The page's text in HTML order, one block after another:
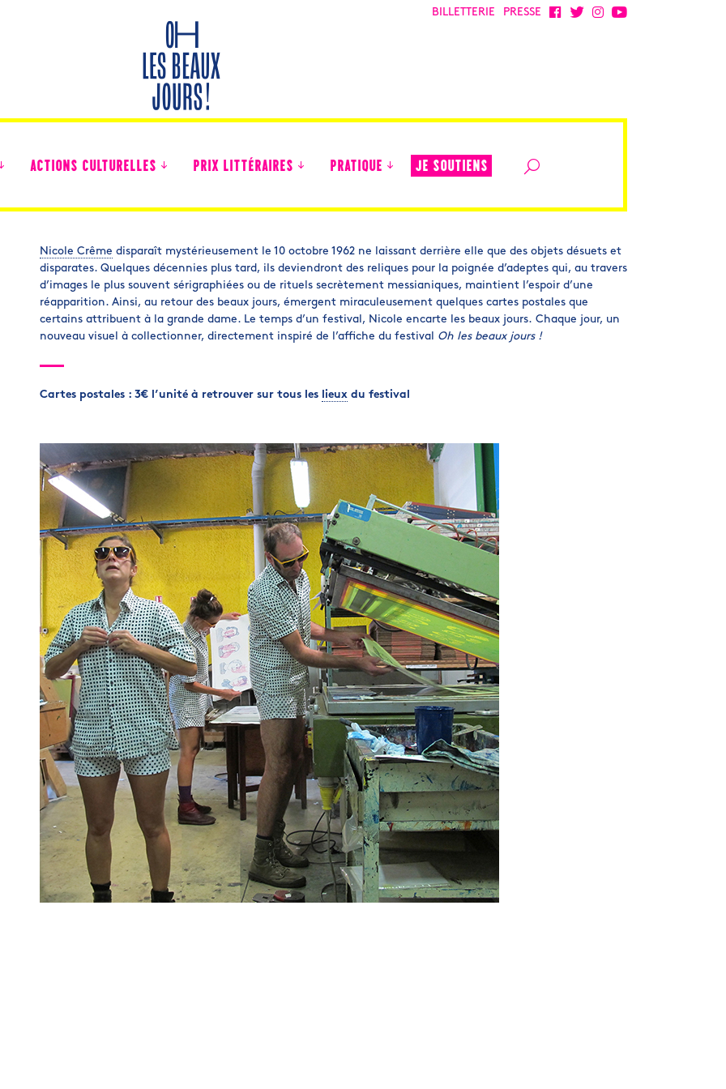
BILLETTERIE PRESSE
ACTIONS CULTURELLES
Des nouvelles des collégiens
PRIX LITTÉRAIRES PRATIQUE JE SOUTIENS
Nicole Crême disparaît mystérieusement le 10 octobre 1962 ne laissant derrière elle que des objets désuets et
disparates. Quelques décennies plus tard, ils deviendront des reliques pour la poignée d’adeptes qui, au travers
d’images le plus souvent sérigraphiées ou de rituels secrètement messianiques, maintient l’espoir d’une
réapparition. Ainsi, au retour des beaux jours, émergent miraculeusement quelques cartes postales que
certains attribuent à la grande dame. Le temps d’un festival, Nicole encarte les beaux jours. Chaque jour, un
nouveau visuel à collectionner, directement inspiré de l’affiche du festival Oh les beaux jours !
Cartes postales : 3€ l’unité à retrouver sur tous les lieuxdu festival